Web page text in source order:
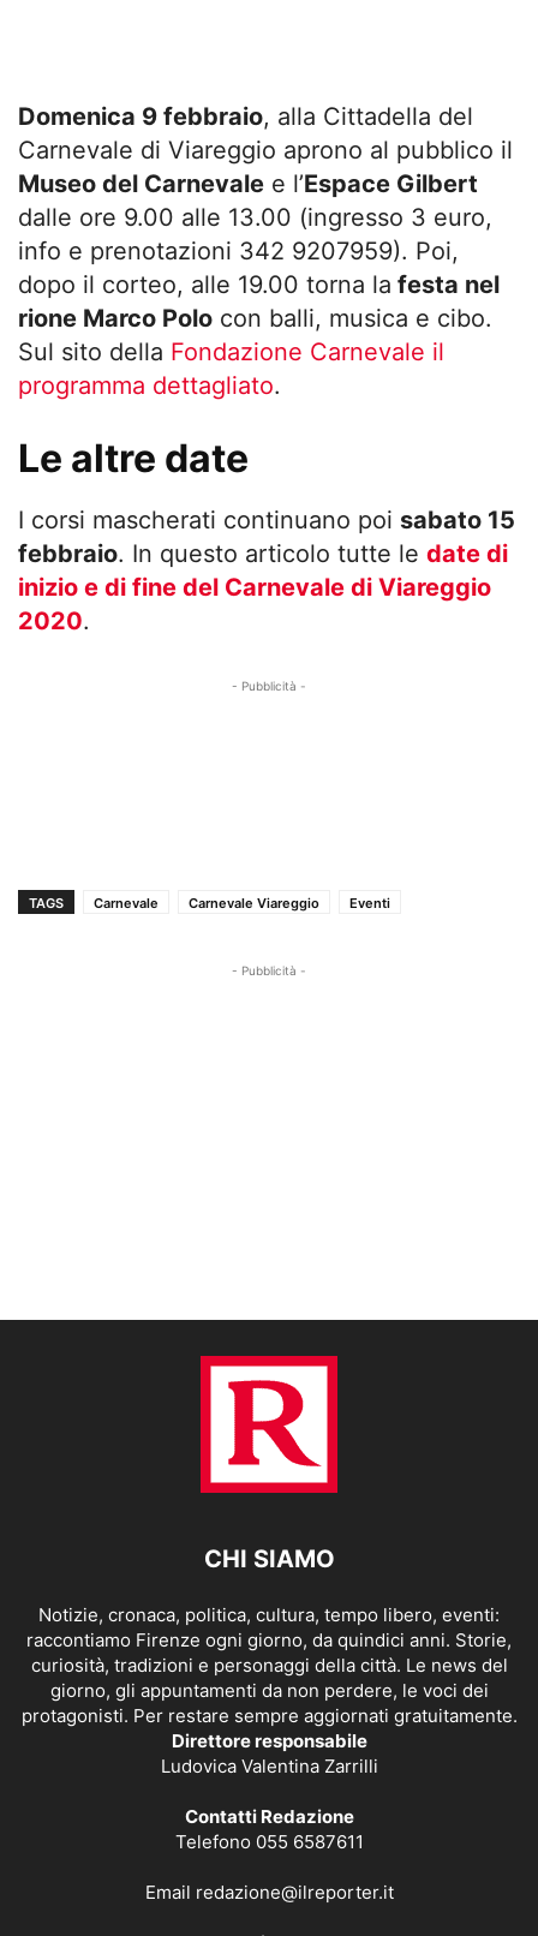
Domenica 9 febbraio, alla Cittadella del
Carnevale di Viareggio aprono al pubblico il
Museo del Carnevale e l’Espace Gilbert
dalle ore 9.00 alle 13.00 (ingresso 3 euro,
info e prenotazioni 342 9207959). Poi,
dopo il corteo, alle 19.00 torna la festa nel
rione Marco Polo con balli, musica e cibo.
Sul sito della Fondazione Carnevale il
programma dettagliato.
Le altre date
I corsi mascherati continuano poi sabato 15
febbraio. In questo articolo tutte le date di
inizio e di fine del Carnevale di Viareggio
2020.
- Pubblicità -
TAGS Carnevale Carnevale Viareggio Eventi
- Pubblicità -
CHI SIAMO
Notizie, cronaca, politica, cultura, tempo libero, eventi:
raccontiamo Firenze ogni giorno, da quindici anni. Storie,
curiosità, tradizioni e personaggi della città. Le news del
giorno, gli appuntamenti da non perdere, le voci dei
protagonisti. Per restare sempre aggiornati gratuitamente.
Direttore responsabile
Ludovica Valentina Zarrilli
Contatti Redazione
Telefono 055 6587611
Email redazione@ilreporter.it